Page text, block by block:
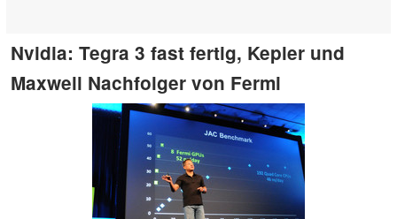
Nvidia: Tegra 3 fast fertig, Kepler und
Maxwell Nachfolger von Fermi